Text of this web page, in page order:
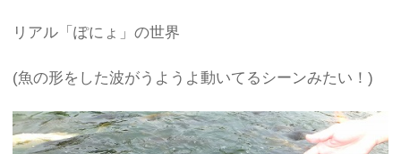
リアル「ぽにょ」の世界
(魚の形をした波がうようよ動いてるシーンみたい！)